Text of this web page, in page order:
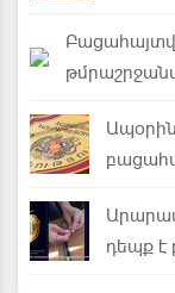
դեպք է